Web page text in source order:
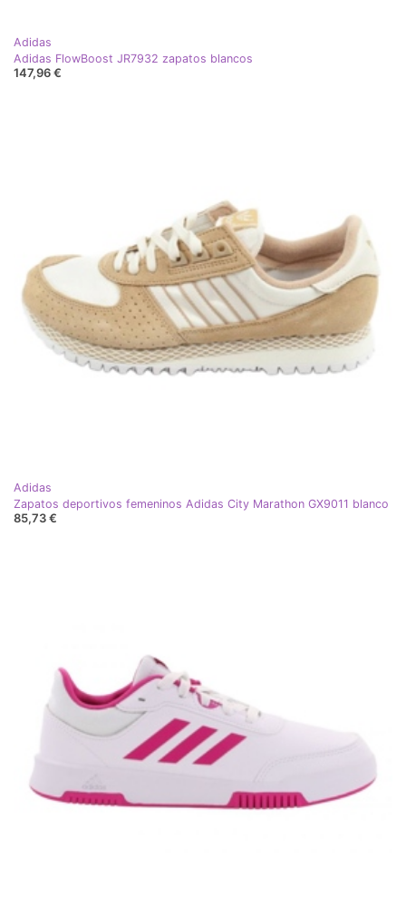
Adidas
Adidas FlowBoost JR7932 zapatos blancos
147,96 €
Adidas
Zapatos deportivos femeninos Adidas City Marathon GX9011 blanco
85,73 €